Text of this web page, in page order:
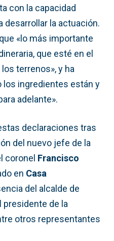
con la capacidad
desarrollar la actuación.
«lo más importante
que esté en el
terrenos», y ha
los ingredientes están y
adelante».
declaraciones tras
del nuevo jefe de la
coronel Francisco
en Casa
del alcalde de
presidente de la
otros representantes